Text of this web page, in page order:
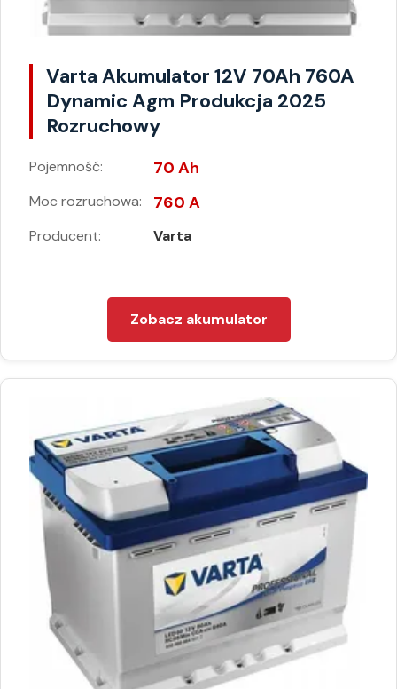
Varta Akumulator 12V 70Ah 760A
Dynamic Agm Produkcja 2025
Rozruchowy
Pojemność: 70 Ah
Moc rozruchowa: 760 A
Producent: Varta
Zobacz akumulator